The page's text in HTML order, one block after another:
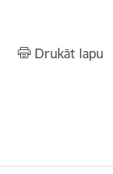
Drukāt lapu